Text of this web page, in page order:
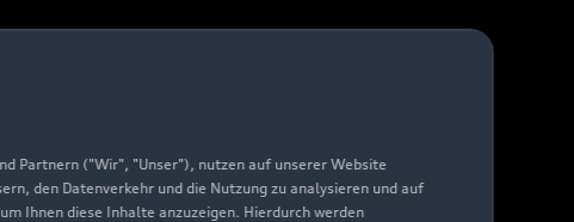
Partnern ("Wir", "Unser"), nutzen auf unserer Website
den Datenverkehr und die Nutzung zu analysieren und auf
Ihnen diese Inhalte anzuzeigen. Hierdurch werden